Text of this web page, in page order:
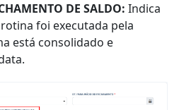
DE SALDO: Indica
foi executada pela
está consolidado e